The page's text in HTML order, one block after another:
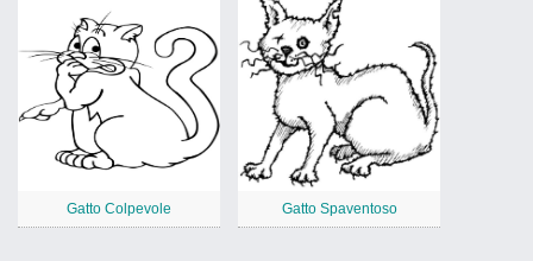
Gatto Colpevole Gatto Spaventoso